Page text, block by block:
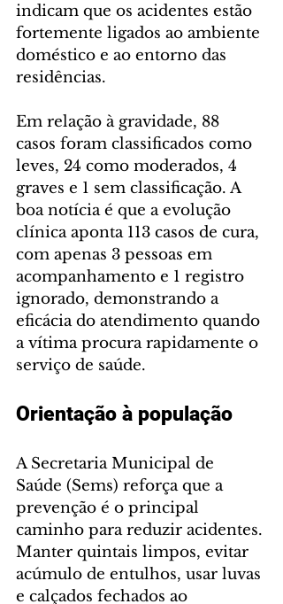
indicam que os acidentes estão
fortemente ligados ao ambiente
doméstico e ao entorno das
residências.
Em relação à gravidade, 88
casos foram classificados como
leves, 24 como moderados, 4
graves e 1 sem classificação. A
boa notícia é que a evolução
clínica aponta 113 casos de cura,
com apenas 3 pessoas em
acompanhamento e 1 registro
ignorado, demonstrando a
eficácia do atendimento quando
a vítima procura rapidamente o
serviço de saúde.
Orientação à população
A Secretaria Municipal de
Saúde (Sems) reforça que a
prevenção é o principal
caminho para reduzir acidentes.
Manter quintais limpos, evitar
acúmulo de entulhos, usar luvas
e calçados fechados ao